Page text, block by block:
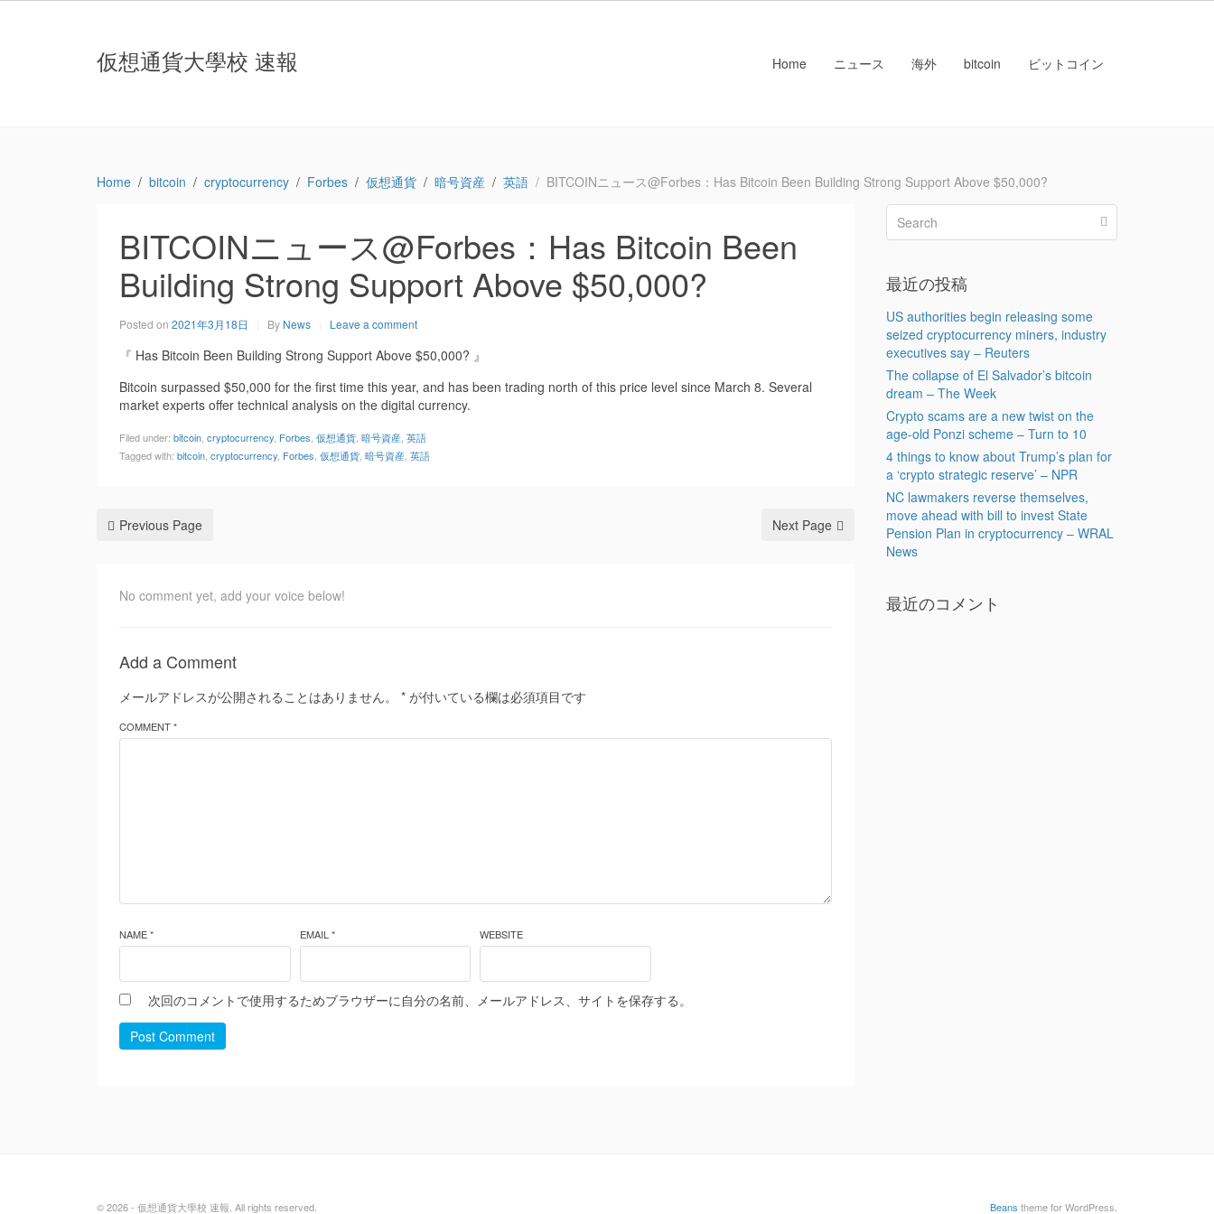
仮想通貨大學校 速報 Home ニュース 海外 bitcoin ビットコイン
Home bitcoin cryptocurrency Forbes 仮想通貨 暗号資産 英語 BITCOINニュース@Forbes：Has Bitcoin Been Building Strong Support Above $50,000?
BITCOINニュース@Forbes：Has Bitcoin Been
Building Strong Support Above $50,000?
Posted on 2021年3月18日 By News Leave a comment
『 Has Bitcoin Been Building Strong Support Above $50,000? 』
Bitcoin surpassed $50,000 for the first time this year, and has been trading north of this price level since March 8. Several
market experts offer technical analysis on the digital currency.
Filed under: bitcoin cryptocurrency Forbes 仮想通貨 暗号資産 英語
Tagged with: bitcoin cryptocurrency Forbes 仮想通貨 暗号資産 英語
Previous Page Next Page
No comment yet, add your voice below!
Add a Comment
メールアドレスが公開されることはありません。 * が付いている欄は必須項目です
COMMENT *
NAME * EMAIL * WEBSITE
次回のコメントで使用するためブラウザーに自分の名前、メールアドレス、サイトを保存する。
Post Comment
最近の投稿
US authorities begin releasing some
seized cryptocurrency miners, industry
executives say – Reuters
The collapse of El Salvador’s bitcoin
dream – The Week
Crypto scams are a new twist on the
age-old Ponzi scheme – Turn to 10
4 things to know about Trump’s plan for
a ‘crypto strategic reserve’ – NPR
NC lawmakers reverse themselves,
move ahead with bill to invest State
Pension Plan in cryptocurrency – WRAL
News
最近のコメント
© 2026 - 仮想通貨大學校 速報. All rights reserved. Beans theme for WordPress.